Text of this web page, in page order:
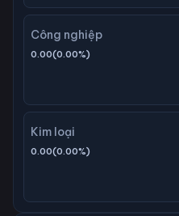
Công nghiệp
0.00(0.00%)
Kim loại
0.00(0.00%)